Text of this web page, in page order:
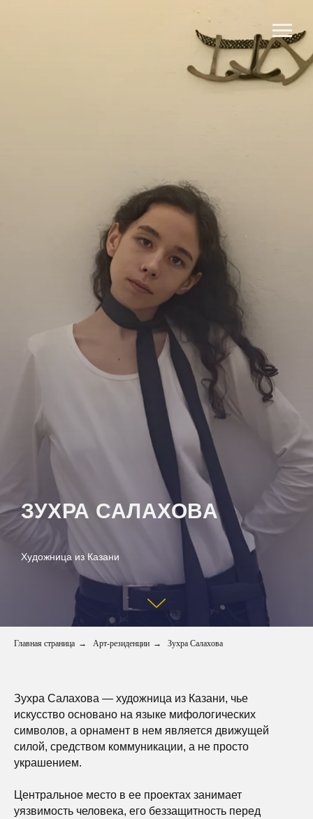
ЗУХРА САЛАХОВА
Художница из Казани
Главная страница → Арт-резиденции → Зухра Салахова
Зухра Салахова — художница из Казани, чье
искусство основано на языке мифологических
символов, а орнамент в нем является движущей
силой, средством коммуникации, а не просто
украшением.
Центральное место в ее проектах занимает
уязвимость человека, его беззащитность перед